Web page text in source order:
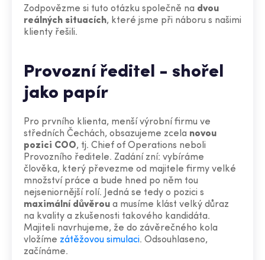
Zodpovězme si tuto otázku společně na dvou
reálných situacích, které jsme při náboru s našimi
klienty řešili.
Provozní ředitel - shořel
jako papír
Pro prvního klienta, menší výrobní firmu ve
středních Čechách, obsazujeme zcela novou
pozici COO, tj. Chief of Operations neboli
Provozního ředitele. Zadání zní: vybíráme
člověka, který převezme od majitele firmy velké
množství práce a bude hned po něm tou
nejseniornější rolí. Jedná se tedy o pozici s
maximální důvěrou a musíme klást velký důraz
na kvality a zkušenosti takového kandidáta.
Majiteli navrhujeme, že do závěrečného kola
vložíme zátěžovou simulaci. Odsouhlaseno,
začínáme.